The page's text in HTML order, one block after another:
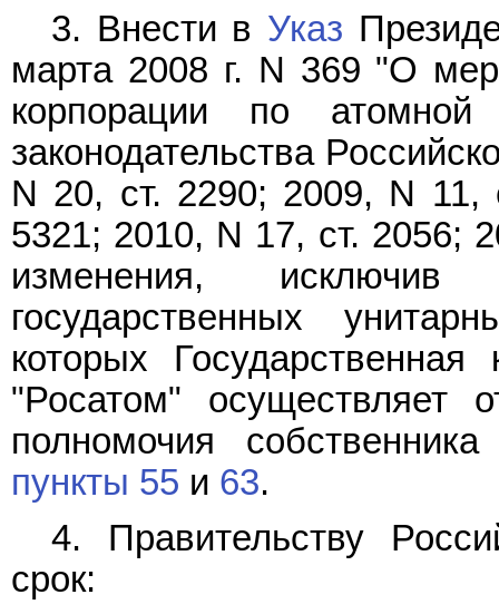
3. Внести в Указ
марта 2008 г. N 369 "О
корпорации по
законодательства
N 20, ст. 2290; 2009, N 11,
5321; 2010, N 17, ст. 2056;
изменения,
государственных
которых
"Росатом" осуществляет
полномочия
пункты 55 и 63.
4. Правительству
срок: